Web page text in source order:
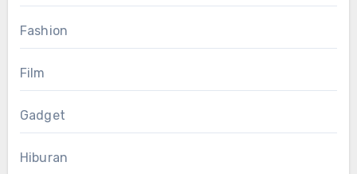
Fashion
Film
Gadget
Hiburan